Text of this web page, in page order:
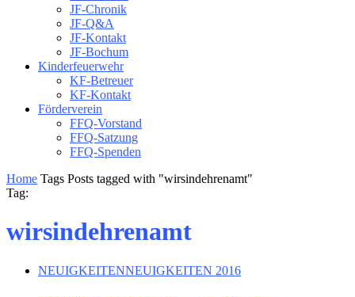
JF-Chronik
JF-Q&A
JF-Kontakt
JF-Bochum
Kinderfeuerwehr
KF-Betreuer
KF-Kontakt
Förderverein
FFQ-Vorstand
FFQ-Satzung
FFQ-Spenden
Home Tags Posts tagged with "wirsindehrenamt"
Tag:
wirsindehrenamt
NEUIGKEITENNEUIGKEITEN 2016